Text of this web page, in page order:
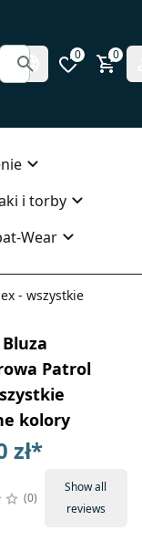
0 0
i torby
Wear
- wszystkie
Patrol
kolory
zł*
0
Show all
reviews